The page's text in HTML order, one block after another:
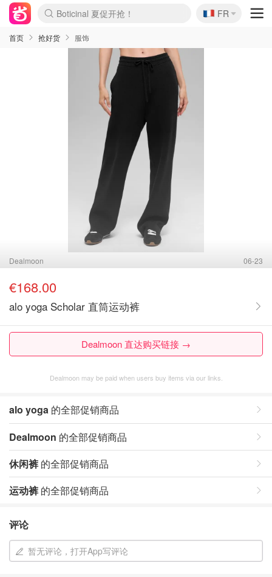
Boticinal 夏促开抢！
4折！lulu周四疯狂上新
还没结束！&OtherStories大促
Joybuy变相75折 随时失效
速领！Stanley独家85折
疑似霸哥！Camper额外叠85折
Zalando 奥莱闪促！每日更新
Moncler反季囤！5折起+叠9折
Coach Brooklyn仅€192
🇫🇷
FR
首页 抢好货 服饰
Dealmoon 06-23
€168.00
alo yoga Scholar 直筒运动裤
Dealmoon 直达购买链接 →
Dealmoon may be paid when users buy items via our links.
alo yoga 的全部促销商品
Dealmoon 的全部促销商品
休闲裤 的全部促销商品
运动裤 的全部促销商品
评论
暂无评论，打开App写评论